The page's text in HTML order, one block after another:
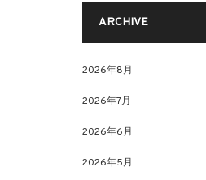
ARCHIVE
2026年8月
2026年7月
2026年6月
2026年5月